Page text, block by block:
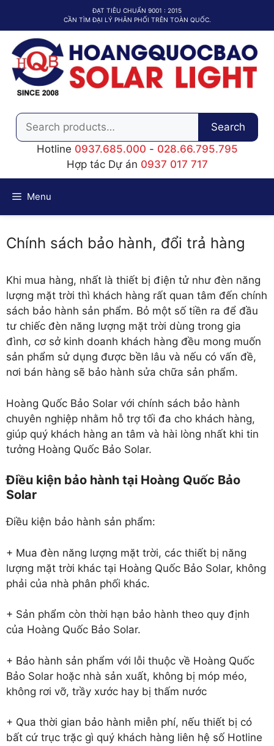
dung
ĐẠT TIÊU CHUẨN 9001 : 2015
CẦN TÌM ĐẠI LÝ PHÂN PHỐI TRÊN TOÀN QUỐC.
Search
for:
Search
Hotline 0937.685.000 - 028.66.795.795
Hợp tác Dự án 0937 017 717
Menu
Chính sách bảo hành, đổi trả hàng
Khi mua hàng, nhất là thiết bị điện tử như đèn năng
lượng mặt trời thì khách hàng rất quan tâm đến chính
sách bảo hành sản phẩm. Bỏ một số tiền ra để đầu
tư chiếc đèn năng lượng mặt trời dùng trong gia
đình, cơ sở kinh doanh khách hàng đều mong muốn
sản phẩm sử dụng được bền lâu và nếu có vấn đề,
nơi bán hàng sẽ bảo hành sửa chữa sản phẩm.
Hoàng Quốc Bảo Solar với chính sách bảo hành
chuyên nghiệp nhằm hỗ trợ tối đa cho khách hàng,
giúp quý khách hàng an tâm và hài lòng nhất khi tin
tưởng Hoàng Quốc Bảo Solar.
Điều kiện bảo hành tại Hoàng Quốc Bảo
Solar
Điều kiện bảo hành sản phẩm:
+ Mua đèn năng lượng mặt trời, các thiết bị năng
lượng mặt trời khác tại Hoàng Quốc Bảo Solar, không
phải của nhà phân phối khác.
+ Sản phẩm còn thời hạn bảo hành theo quy định
của Hoàng Quốc Bảo Solar.
+ Bảo hành sản phẩm với lỗi thuộc về Hoàng Quốc
Bảo Solar hoặc nhà sản xuất, không bị móp méo,
không rơi vỡ, trầy xước hay bị thấm nước
+ Qua thời gian bảo hành miễn phí, nếu thiết bị có
bất cứ trục trặc gì quý khách hàng liên hệ số Hotline